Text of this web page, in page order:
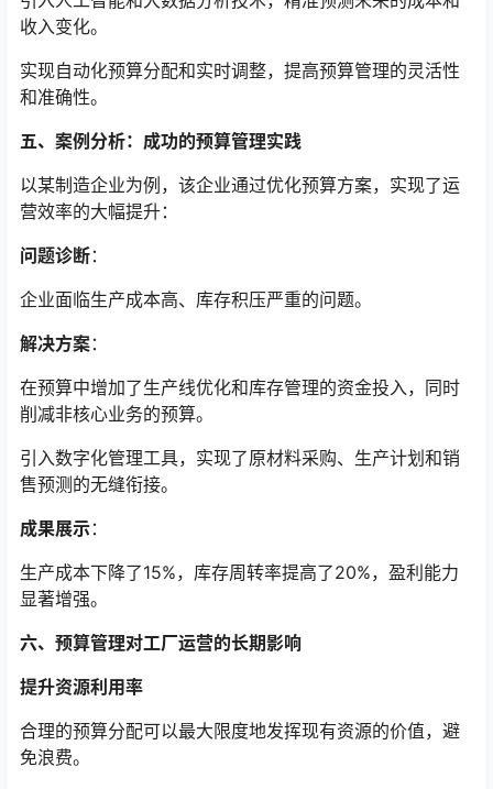
收入变化。
实现自动化预算分配和实时调整，提高预算管理的灵活性
和准确性。
五、案例分析：成功的预算管理实践
以某制造企业为例，该企业通过优化预算方案，实现了运
营效率的大幅提升：
问题诊断：
企业面临生产成本高、库存积压严重的问题。
解决方案：
在预算中增加了生产线优化和库存管理的资金投入，同时
削减非核心业务的预算。
引入数字化管理工具，实现了原材料采购、生产计划和销
售预测的无缝衔接。
成果展示：
生产成本下降了15%，库存周转率提高了20%，盈利能力
显著增强。
六、预算管理对工厂运营的长期影响
提升资源利用率
合理的预算分配可以最大限度地发挥现有资源的价值，避
免浪费。